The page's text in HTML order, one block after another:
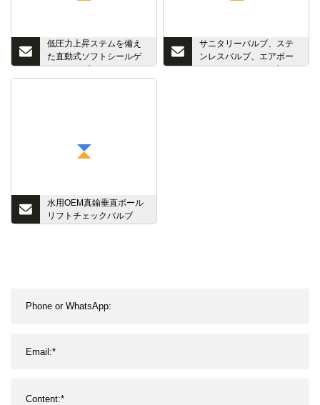
低圧力上昇ステムを備え
た直動式ソフトシールゲ
ートバルブ
サニタリーバルブ、ステ
ンレスバルブ、エアボー
ル/バタフライバルブ/チェ
水用OEM真鍮垂直ボール
リフトチェックバルブ